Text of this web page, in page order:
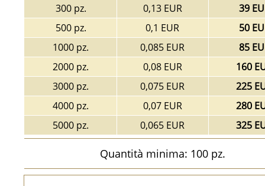
300 pz.
0,13 EUR
39
500 pz.
0,1 EUR
50
1000 pz.
0,085 EUR
85
2000 pz.
0,08 EUR
160
3000 pz.
0,075 EUR
225
4000 pz.
0,07 EUR
280
5000 pz.
0,065 EUR 325
Quantità minima: 100 pz.